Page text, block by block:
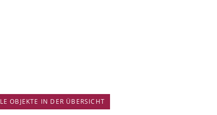
OBJEKTE IN DER ÜBERSICHT